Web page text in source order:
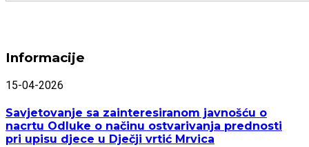
Informacije
15-04-2026
Savjetovanje sa zainteresiranom javnošću o
nacrtu Odluke o načinu ostvarivanja prednosti
pri upisu djece u Dječji vrtić Mrvica